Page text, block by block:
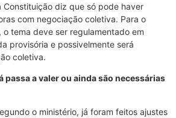
Constituição diz que só pode haver
com negociação coletiva. Para o
o tema deve ser regulamentado em
provisória e possivelmente será
coletiva.
passa a valer ou ainda são necessárias
o ministério, já foram feitos ajustes